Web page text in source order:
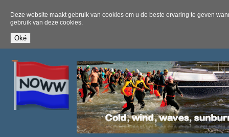
Deze website maakt gebruik van cookies om u de beste ervaring te geven
gebruik van deze cookies.